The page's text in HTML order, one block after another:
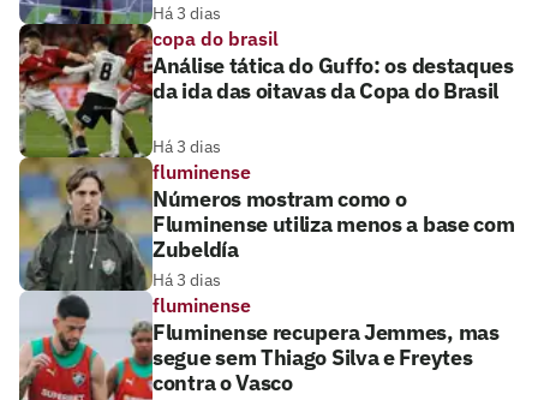
Há 3 dias
copa do brasil
Análise tática do Guffo: os destaques
da ida das oitavas da Copa do Brasil
Há 3 dias
fluminense
Números mostram como o
Fluminense utiliza menos a base com
Zubeldía
Há 3 dias
fluminense
Fluminense recupera Jemmes, mas
segue sem Thiago Silva e Freytes
contra o Vasco